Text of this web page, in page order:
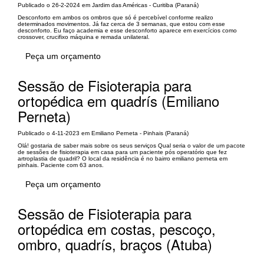
Publicado o 26-2-2024 em Jardim das Américas - Curitiba (Paraná)
Desconforto em ambos os ombros que só é percebível conforme realizo
determinados movimentos. Já faz cerca de 3 semanas, que estou com esse
desconforto. Eu faço academia e esse desconforto aparece em exercícios como
crossover, crucifixo máquina e remada unilateral.
Peça um orçamento
Sessão de Fisioterapia para
ortopédica em quadrís (Emiliano
Perneta)
Publicado o 4-11-2023 em Emiliano Perneta - Pinhais (Paraná)
Olá! gostaria de saber mais sobre os seus serviços Qual seria o valor de um pacote
de sessões de fisioterapia em casa para um paciente pós operatório que fez
artroplastia de quadril? O local da residência é no bairro emiliano perneta em
pinhais. Paciente com 63 anos.
Peça um orçamento
Sessão de Fisioterapia para
ortopédica em costas, pescoço,
ombro, quadrís, braços (Atuba)